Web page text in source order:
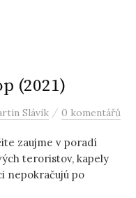
(2021)
Slávik / 0 komentářů
zaujme v poradí
teroristov, kapely
nepokračujú po